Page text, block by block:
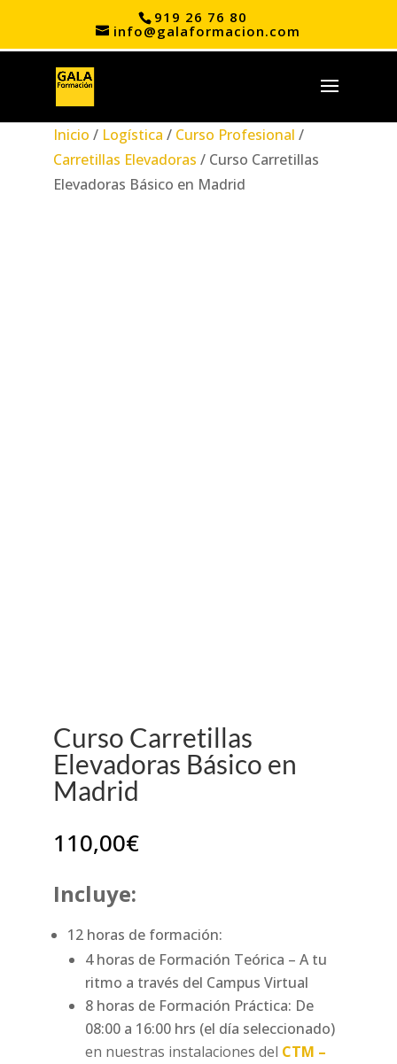
919 26 76 80
info@galaformacion.com
Inicio / Logística / Curso Profesional /
Carretillas Elevadoras / Curso Carretillas
Elevadoras Básico en Madrid
Curso Carretillas
Elevadoras Básico en
Madrid
110,00€
Incluye:
12 horas de formación:
4 horas de Formación Teórica – A tu
ritmo a través del Campus Virtual
8 horas de Formación Práctica: De
08:00 a 16:00 hrs (el día seleccionado)
en nuestras instalaciones del CTM –